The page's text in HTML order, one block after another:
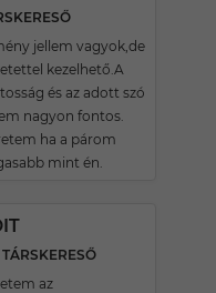
jellem vagyok,de
kezelhető.A
és az adott szó
nagyon fontos.
ha a párom
mint én.
az